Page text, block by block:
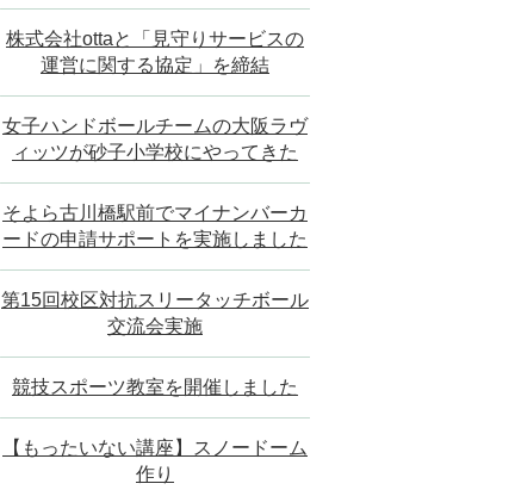
株式会社ottaと「見守りサービスの
運営に関する協定」を締結
女子ハンドボールチームの大阪ラヴ
ィッツが砂子小学校にやってきた
そよら古川橋駅前でマイナンバーカ
ードの申請サポートを実施しました
第15回校区対抗スリータッチボール
交流会実施
競技スポーツ教室を開催しました
【もったいない講座】スノードーム
作り